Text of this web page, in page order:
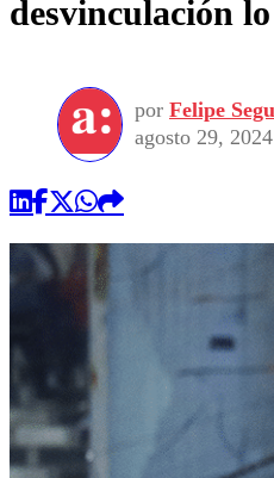
desvinculación
por Felipe
agosto 29, 2024